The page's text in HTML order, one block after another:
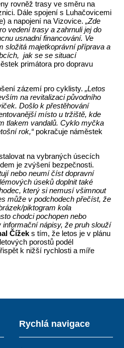
rovněž trasy ve směru na
Dále spojení s Luhačovicemi
a napojení na Vizovice.„Zde
vedení trasy a zahrnuli jej do
usnadní financování. Ve
složitá majetkoprávní příprava a
jak se se situací
primátora pro dopravu
zázemí pro cyklisty.„Letos
na revitalizaci původního
Došlo k přestěhování
místo u tržiště, kde
tlakem vandalů. Cyklo myčka
rok,“pokračuje náměstek
na vybraných úsecích
je zvýšení bezpečnosti.
nebo neumí číst dopravní
úseků doplnit také
který si nemusí všimnout
může v podchodech přečíst, že
piktogram kola
chodci pochopen nebo
nápisy, že pruh slouží
Čížek s tím, že letos je v plánu
porostů podél
k nižší rychlosti a míře
Rychlá navigace